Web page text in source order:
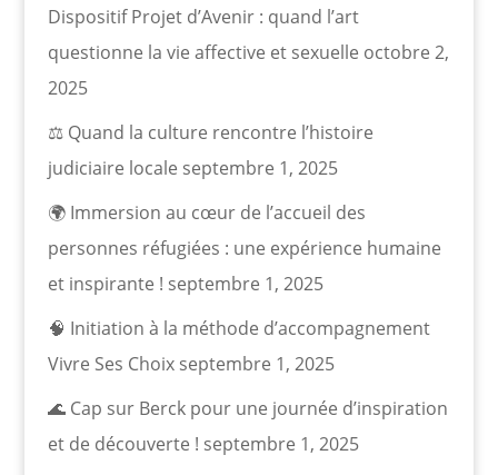
Dispositif Projet d’Avenir : quand l’art
questionne la vie affective et sexuelle octobre 2,
2025
⚖️ Quand la culture rencontre l’histoire
judiciaire locale septembre 1, 2025
🌍 Immersion au cœur de l’accueil des
personnes réfugiées : une expérience humaine
et inspirante ! septembre 1, 2025
🧠 Initiation à la méthode d’accompagnement
Vivre Ses Choix septembre 1, 2025
🌊 Cap sur Berck pour une journée d’inspiration
et de découverte ! septembre 1, 2025